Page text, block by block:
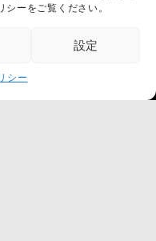
ーをご覧ください。
設定
シー